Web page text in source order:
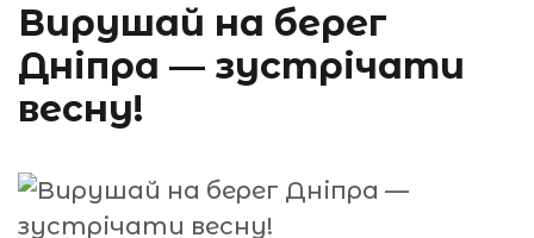
Вирушай на берег
Дніпра — зустрічати
весну!